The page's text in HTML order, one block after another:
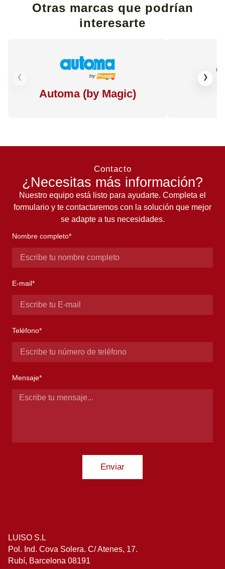
Otras marcas que podrían
interesarte
Automa (by Magic)
‹ ›
Contacto
¿Necesitas más información?
Nuestro equipo está listo para ayudarte. Completa el
formulario y te contactaremos con la solución que mejor
se adapte a tus necesidades.
Nombre completo*
E-mail*
Teléfono*
Mensaje*
Enviar
LUISO S.L
Pol. Ind. Cova Solera. C/ Atenes, 17.
Rubí, Barcelona 08191